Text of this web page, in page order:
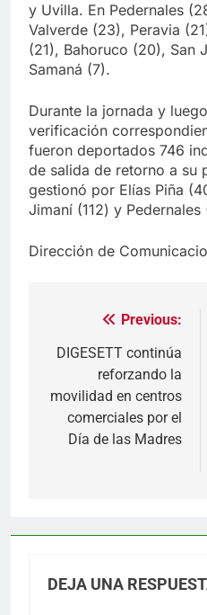
y Uvilla. En Pedernales
Valverde (23), Peravia
(21), Bahoruco (20), San
Samaná (7).
Durante la jornada y
verificación
fueron deportados 746
de salida de retorno a su
gestionó por Elías Piña
Jimaní (112) y Pedernales
Dirección de
Navegación
de
entradas
Previous:
DIGESETT continúa
reforzando la
movilidad en centros
comerciales por el
Día de las Madres
DEJA UNA